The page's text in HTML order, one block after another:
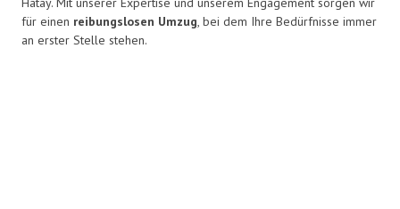
für einen reibungslosen Umzug, bei dem Ihre Bedürfnisse immer
an erster Stelle stehen.